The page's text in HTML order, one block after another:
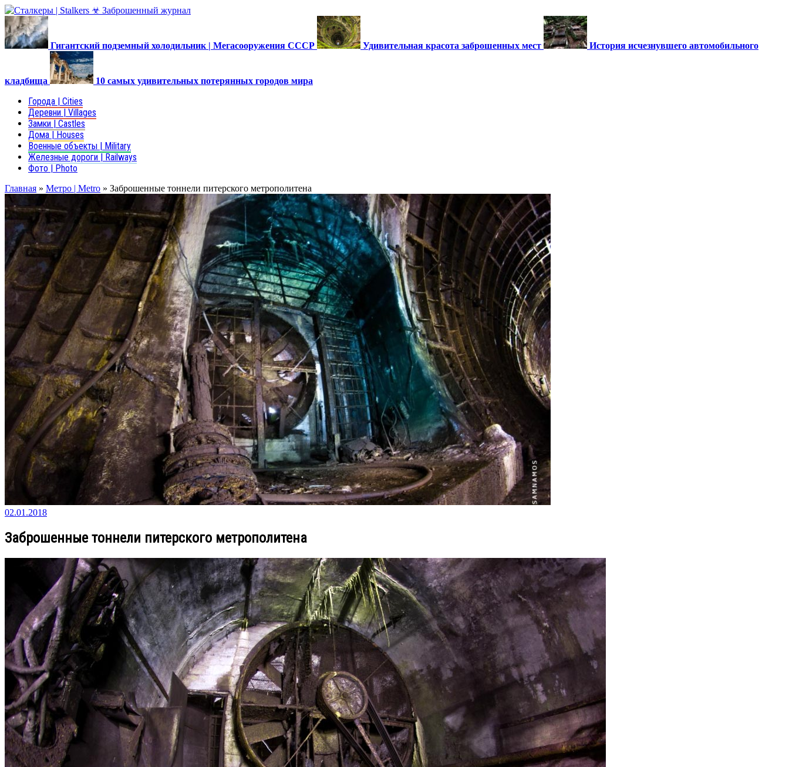
Гигантский подземный холодильник | Мегасооружения СССР Удивительная красота заброшенных мест История исчезнувшего автомобильного
кладбища 10 самых удивительных потерянных городов мира
Города | Cities
Деревни | Villages
Замки | Castles
Дома | Houses
Военные объекты | Military
Железные дороги | Railways
Фото | Photo
Главная » Метро | Metro » Заброшенные тоннели питерского метрополитена
02.01.2018
Заброшенные тоннели питерского метрополитена